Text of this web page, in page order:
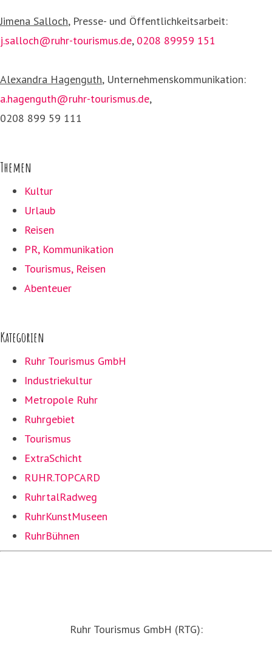
Jimena Salloch, Presse- und Öffentlichkeitsarbeit:
j.salloch@ruhr-tourismus.de, 0208 89959 151
Alexandra Hagenguth, Unternehmenskommunikation:
a.hagenguth@ruhr-tourismus.de,
0208 899 59 111
Themen
Kultur
Urlaub
Reisen
PR, Kommunikation
Tourismus, Reisen
Abenteuer
Kategorien
Ruhr Tourismus GmbH
Industriekultur
Metropole Ruhr
Ruhrgebiet
Tourismus
ExtraSchicht
RUHR.TOPCARD
RuhrtalRadweg
RuhrKunstMuseen
RuhrBühnen
Ruhr Tourismus GmbH (RTG):